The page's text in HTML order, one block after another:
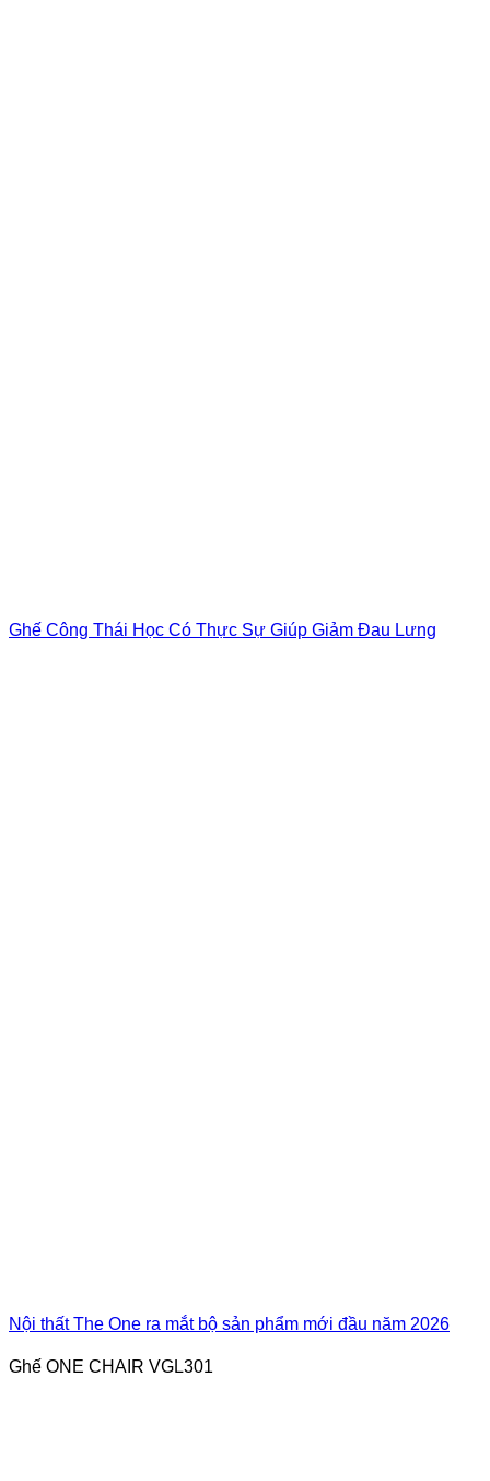
Ghế Công Thái Học Có Thực Sự Giúp Giảm Đau Lưng
Nội thất The One ra mắt bộ sản phẩm mới đầu năm 2026
Ghế ONE CHAIR VGL301